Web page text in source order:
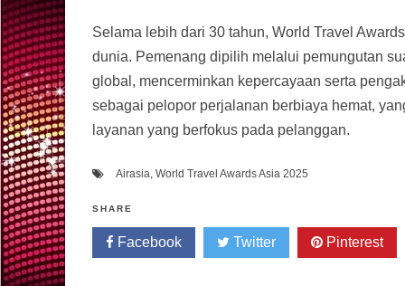
Selama lebih dari 30 tahun, World Travel
dunia. Pemenang dipilih melalui pemungutan
global, mencerminkan kepercayaan serta
sebagai pelopor perjalanan berbiaya hemat,
layanan yang berfokus pada pelanggan.
Airasia, World Travel Awards Asia 2025
SHARE
Facebook Twitter Pinterest